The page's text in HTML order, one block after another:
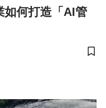
如何打造「AI管
儲